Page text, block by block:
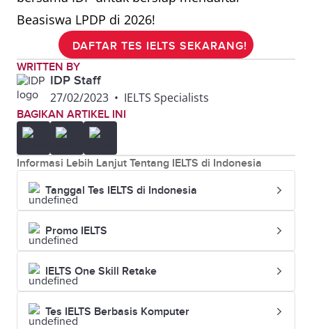
Beasiswa LPDP di 2026!
DAFTAR TES IELTS SEKARANG!
WRITTEN BY
IDP Staff
27/02/2023 • IELTS Specialists
BAGIKAN ARTIKEL INI
Informasi Lebih Lanjut Tentang IELTS di Indonesia
Tanggal Tes IELTS di Indonesia
Promo IELTS
IELTS One Skill Retake
Tes IELTS Berbasis Komputer